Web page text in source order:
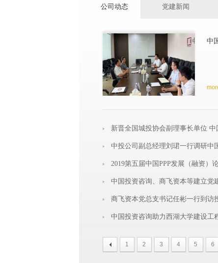
公司动态 党建新闻
中
新晋全国城投协会副理事长单位
中投公司副总经理刘珺一行调研中
2019第五届中国PPP发展（融资）
中国投资咨询、商飞资本等建立党
商飞资本党总支书记任彬一行到访
中国投资咨询助力西湖大学建设工
1 2 3 4 5 6